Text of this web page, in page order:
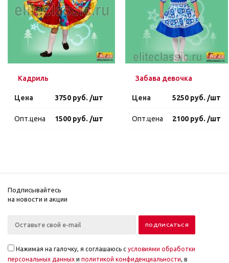
Кадриль
Цена 3750 руб. /шт
Опт.цена 1500 руб. /шт
Забава девочка
Цена 5250 руб. /шт
Опт.цена 2100 руб. /шт
Подписывайтесь
на новости и акции
Нажимая на галочку, я соглашаюсь с условиями обработки
персональных данных и политикой конфиденциальности, в